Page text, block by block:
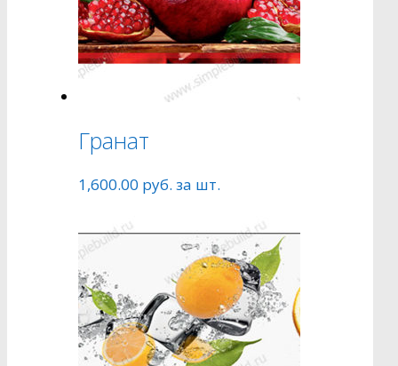
Гранат
1,600.00 руб. за шт.